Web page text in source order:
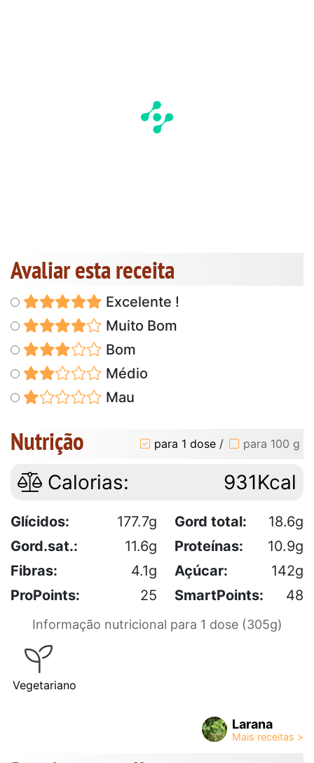
Avaliar esta receita
Excelente !
Muito Bom
Bom
Médio
Mau
Nutrição para 1 dose / para 100 g
Calorias: 931Kcal
Glícidos: 177.7g Gord total:
18.6g
Gord.sat.:
11.6g Proteínas:
10.9g
Fibras:
4.1g Açúcar:
142g
ProPoints:
25 SmartPoints: 48
Informação nutricional para 1 dose (305g)
Vegetariano
Larana